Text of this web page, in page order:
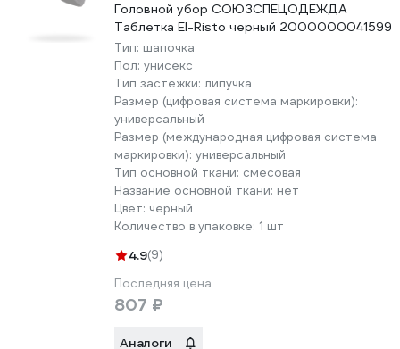
Головной убор СОЮЗСПЕЦОДЕЖДА
Таблетка El-Risto черный 2000000041599
Тип: шапочка
Пол: унисекс
Тип застежки: липучка
Размер (цифровая система маркировки):
универсальный
Размер (международная цифровая система
маркировки): универсальный
Тип основной ткани: смесовая
Название основной ткани: нет
Цвет: черный
Количество в упаковке: 1 шт
4.9(9)
Последняя цена
807 ₽
Аналоги